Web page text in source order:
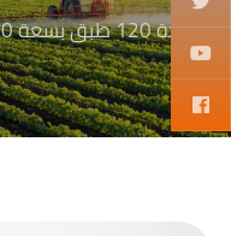
شدة 120 طبق بسعة 30 بيضة حجم كبير (اكس لارج )